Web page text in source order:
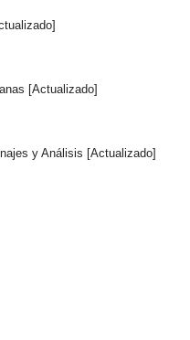
[Actualizado]
y Análisis [Actualizado]